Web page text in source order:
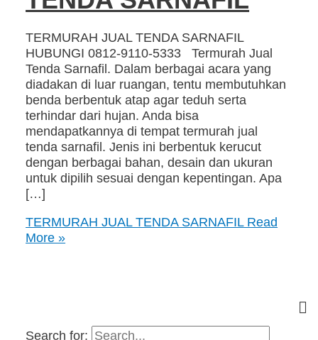
TERMURAH JUAL TENDA SARNAFIL
HUBUNGI 0812-9110-5333 Termurah Jual
Tenda Sarnafil. Dalam berbagai acara yang
diadakan di luar ruangan, tentu membutuhkan
benda berbentuk atap agar teduh serta
terhindar dari hujan. Anda bisa
mendapatkannya di tempat termurah jual
tenda sarnafil. Jenis ini berbentuk kerucut
dengan berbagai bahan, desain dan ukuran
untuk dipilih sesuai dengan kepentingan. Apa
[…]
TERMURAH JUAL TENDA SARNAFILRead
More »
Search for: